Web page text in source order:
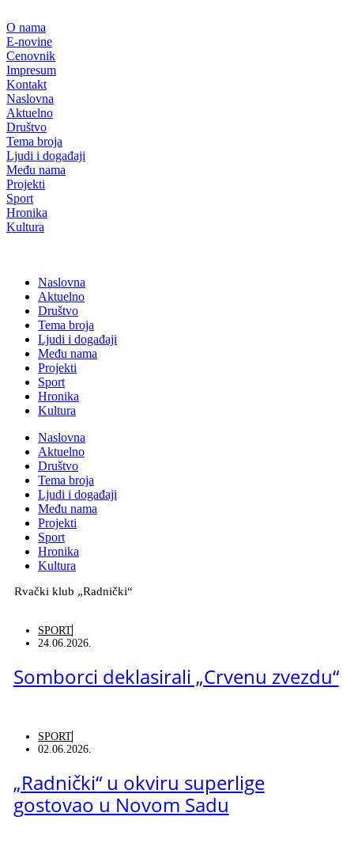
на
садржај
O nama
E-novine
Cenovnik
Impresum
Kontakt
Naslovna
Aktuelno
Društvo
Tema broja
Ljudi i događaji
Među nama
Projekti
Sport
Hronika
Kultura
Naslovna
Aktuelno
Društvo
Tema broja
Ljudi i događaji
Među nama
Projekti
Sport
Hronika
Kultura
Naslovna
Aktuelno
Društvo
Tema broja
Ljudi i događaji
Među nama
Projekti
Sport
Hronika
Kultura
Rvački klub „Radnički“
SPORT
24.06.2026.
Somborci deklasirali „Crvenu zvezdu“
SPORT
02.06.2026.
„Radnički“ u okviru superlige
gostovao u Novom Sadu